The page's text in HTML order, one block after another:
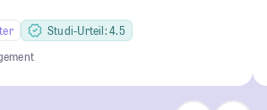
Studi-Urteil: 4.5